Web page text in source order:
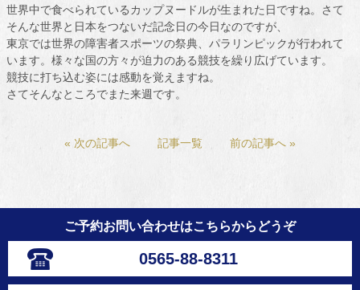
世界中で食べられているカップヌードルが生まれた日ですね。さて
そんな世界と日本をつないだ記念日の今日なのですが、
東京では世界の障害者スポーツの祭典、パラリンピックが行われて
います。様々な国の方々が迫力のある競技を繰り広げています。
競技に打ち込む姿には感動を覚えますね。
さてそんなところでまた来週です。
« 次の記事へ 記事一覧 前の記事へ »
ご予約お問い合わせはこちらからどうぞ
0565-88-8311